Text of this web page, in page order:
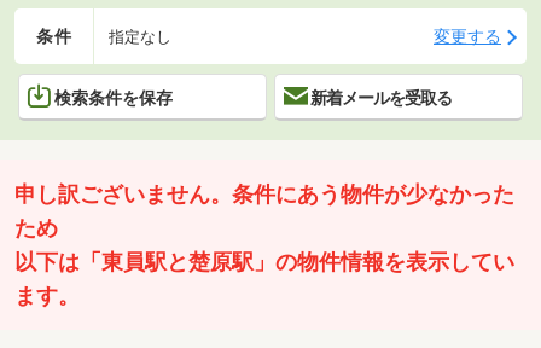
条件 指定なし 変更する
検索条件を保存 新着メールを受取る
申し訳ございません。条件にあう物件が少なかった
ため
以下は「東員駅と楚原駅」の物件情報を表示してい
ます。